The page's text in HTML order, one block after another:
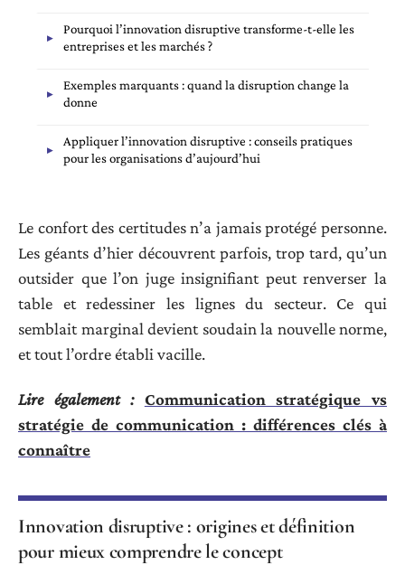
Pourquoi l’innovation disruptive transforme-t-elle les
entreprises et les marchés ?
Exemples marquants : quand la disruption change la
donne
Appliquer l’innovation disruptive : conseils pratiques
pour les organisations d’aujourd’hui
Le confort des certitudes n’a jamais protégé personne.
Les géants d’hier découvrent parfois, trop tard, qu’un
outsider que l’on juge insignifiant peut renverser la
table et redessiner les lignes du secteur. Ce qui
semblait marginal devient soudain la nouvelle norme,
et tout l’ordre établi vacille.
Lire également : Communication stratégique vs
stratégie de communication : différences clés à
connaître
Innovation disruptive : origines et définition
pour mieux comprendre le concept